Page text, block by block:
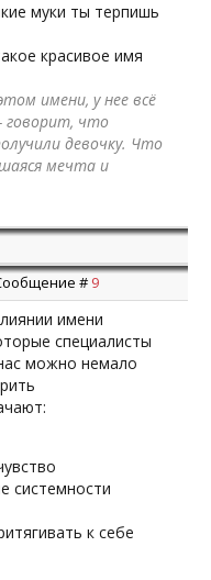
муки ты терпишь
красивое имя
имени, у нее всё
говорит, что
девочку. Что
мечта и
# 9
имени
специалисты
можно немало
системности
к себе